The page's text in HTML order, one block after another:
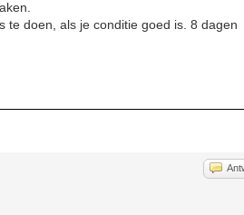
te doen, als je conditie goed is. 8 dagen